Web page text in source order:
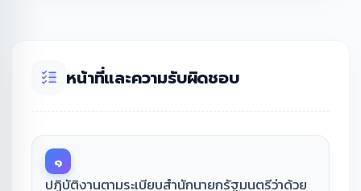
หน้าที่และความรับผิดชอบ
๑
ปฏิบัติงานตามระเบียบสำนักนายกรัฐมนตรีว่าด้วย